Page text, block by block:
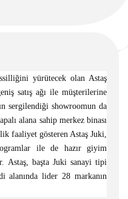
yürütecek olan Astaş
satış ağı ile müşterilerine
sergilendiği showroomun da
alana sahip merkez binası
faaliyet gösteren Astaş Juki,
ile de hazır giyim
Astaş, başta Juki sanayi tipi
alanında lider 28 markanın